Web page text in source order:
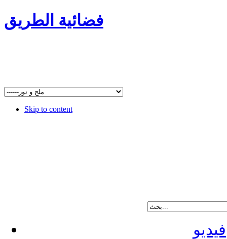
فضائية الطريق
Skip to content
فيديو